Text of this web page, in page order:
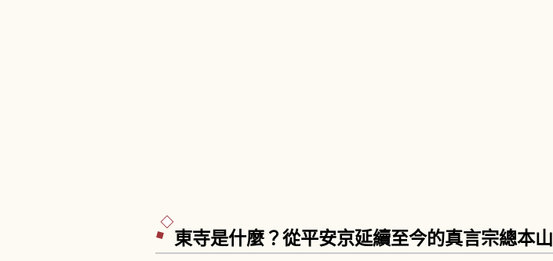
東寺是什麼？從平安京延續至今的真言宗總本山